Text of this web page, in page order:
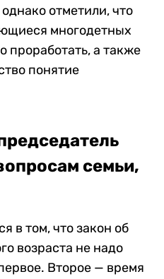
отметили, что
многодетных
проработать, а также
понятие
семьи,
в том, что закон об
возраста не надо
Второе — время